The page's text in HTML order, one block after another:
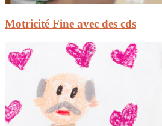
Motricité Fine avec des cds